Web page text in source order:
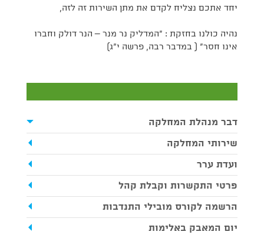
יחד אתכם נצליח לקדם את מתן השירות זה לזה,
נהיה כולנו בחזקת : "המדליק נר מנר – הנר דולק וחברו
אינו חסר" ( במדבר רבה, פרשה י"ג)
דבר מנהלת המחלקה
שירותי המחלקה
ועדת ערר
פרטי התקשרות וקבלת קהל
הרשמה לקורס מובילי התנדבות
יום המאבק באלימות